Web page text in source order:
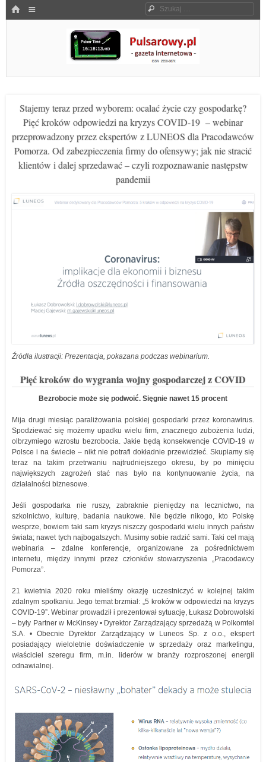
HOME Szukaj
Pulsarowy.pl
Stajemy teraz przed wyborem: ocalać życie czy gospodarkę?
Pięć kroków odpowiedzi na kryzys COVID-19 – webinar
przeprowadzony przez ekspertów z LUNEOS dla Pracodawców
Pomorza. Od zabezpieczenia firmy do ofensywy; jak nie stracić
klientów i dalej sprzedawać – czyli rozpoznawanie następstw
pandemii
Źródła ilustracji: Prezentacja, pokazana podczas webinarium.
Pięć kroków do wygrania wojny gospodarczej z COVID
Bezrobocie może się podwoić. Sięgnie nawet 15 procent
Mija drugi miesiąc paraliżowania polskiej gospodarki przez koronawirus.
Spodziewać się możemy upadku wielu firm, znacznego zubożenia ludzi,
olbrzymiego wzrostu bezrobocia. Jakie będą konsekwencje COVID-19 w
Polsce i na świecie – nikt nie potrafi dokładnie przewidzieć. Skupiamy się
teraz na takim przetrwaniu najtrudniejszego okresu, by po minięciu
największych zagrożeń stać nas było na kontynuowanie życia, na
działalności biznesowe.
Jeśli gospodarka nie ruszy, zabraknie pieniędzy na lecznictwo, na
szkolnictwo, kulturę, badania naukowe. Nie będzie nikogo, kto Polskę
wesprze, bowiem taki sam kryzys niszczy gospodarki wielu innych państw
świata; nawet tych najbogatszych. Musimy sobie radzić sami. Taki cel mają
webinaria – zdalne konferencje, organizowane za pośrednictwem
internetu, między innymi przez członków stowarzyszenia „Pracodawcy
Pomorza”.
21 kwietnia 2020 roku mieliśmy okazję uczestniczyć w kolejnej takim
zdalnym spotkaniu. Jego temat brzmiał: „5 kroków w odpowiedzi na kryzys
COVID-19”. Webinar prowadził i prezentował sytuację, Łukasz Dobrowolski
– były Partner w McKinsey • Dyrektor Zarządzający sprzedażą w Polkomtel
S.A. • Obecnie Dyrektor Zarządzający w Luneos Sp. z o.o., ekspert
posiadający wieloletnie doświadczenie w sprzedaży oraz marketingu,
właściciel szeregu firm, m.in. liderów w branży rozproszonej energii
odnawialnej.